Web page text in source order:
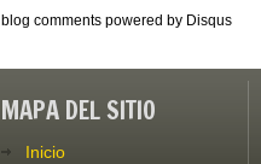
blog comments powered by Disqus
MAPA DEL SITIO
Inicio